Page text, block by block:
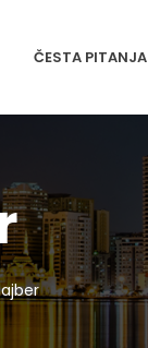
ČESTA PITANJA